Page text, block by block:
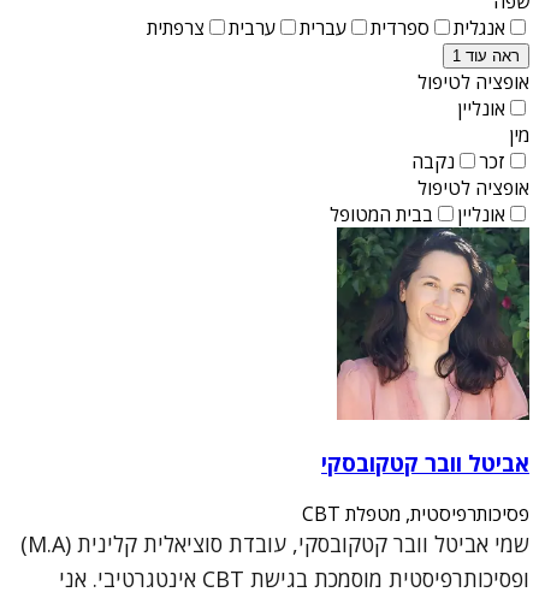
אנגלית
ספרדית עברית ערבית צרפתית
ראה עוד 1
אופציה לטיפול
אונליין
מין
זכר
נקבה
אופציה לטיפול
אונליין
בבית המטופל
אביטל וובר קטקובסקי
פסיכותרפיסטית, מטפלת CBT
שמי אביטל וובר קטקובסקי, עובדת סוציאלית קלינית (M.A)
ופסיכותרפיסטית מוסמכת בגישת CBT אינטגרטיבי. אני